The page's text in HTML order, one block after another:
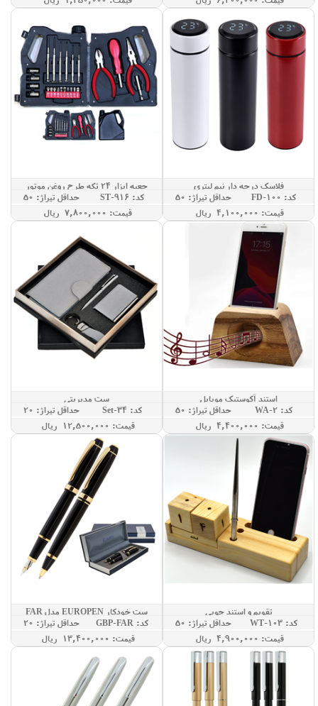
فلاسک درجه دار نیم لیتری
کد: FD-100
حداقل تيراژ: 50
قيمت: 4,100,000 ريال
جعبه ابزار 24 تکه طرح روغن موتور
کد: ST-916
حداقل تيراژ: 50
قيمت: 7,800,000 ريال
استند آکوستیک موبایل
کد: WA-2
حداقل تيراژ: 50
قيمت: 4,400,000 ريال
ست مدیریتی
کد: Set-34
حداقل تيراژ: 20
قيمت: 12,500,000 ريال
تقویم و استند چوبی
کد: WT-103
حداقل تيراژ: 50
قيمت: 4,900,000 ريال
ست خودکار EUROPEN مدل FAR
کد: GBP-FAR
حداقل تيراژ: 20
قيمت: 13,400,000 ريال